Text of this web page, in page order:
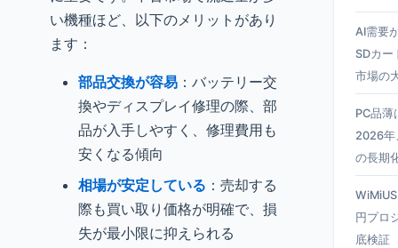
い機種ほど、以下のメリットがあり
ます：
部品交換が容易 ：バッテリー交
換やディスプレイ修理の際、部
品が入手しやすく、修理費用も
安くなる傾向
相場が安定している ：売却する
際も買い取り価格が明確で、損
失が最小限に抑えられる
AI需要
SDカー
市場の
PC品薄
2026年
の長期
円プロ
底検証